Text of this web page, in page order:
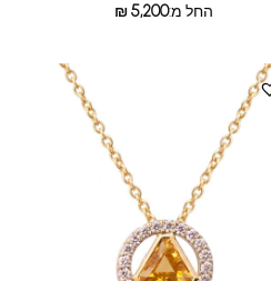
החל מ:
₪5,200